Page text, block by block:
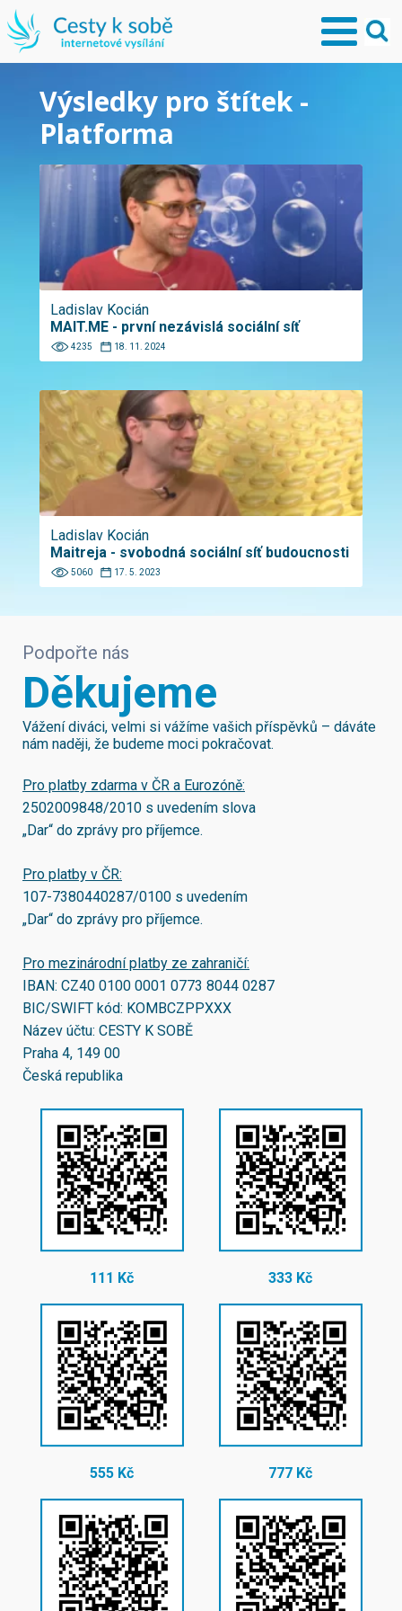
Výsledky pro štítek -
Platforma
Ladislav Kocián
MAIT.ME - první nezávislá sociální síť
4235 18. 11. 2024
Ladislav Kocián
Maitreja - svobodná sociální síť budoucnosti
5060 17. 5. 2023
Podpořte nás
Děkujeme
Vážení diváci, velmi si vážíme vašich příspěvků – dáváte
nám naději, že budeme moci pokračovat.
Pro platby zdarma v ČR a Eurozóně:
2502009848/2010 s uvedením slova
„Dar“ do zprávy pro příjemce.
Pro platby v ČR:
107-7380440287/0100 s uvedením
„Dar“ do zprávy pro příjemce.
Pro mezinárodní platby ze zahraničí:
IBAN: CZ40 0100 0001 0773 8044 0287
BIC/SWIFT kód: KOMBCZPPXXX
Název účtu: CESTY K SOBĚ
Praha 4, 149 00
Česká republika
111 Kč 333 Kč
555 Kč 777 Kč